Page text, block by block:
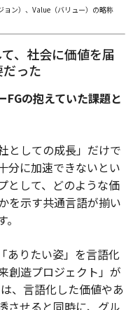
ン）、Value（バリュー）の略称
、社会に価値を届
った
の抱えていた課題と
としての成長」だけで
分に加速できないとい
として、どのような価
を示す共通言語が揃い
ありたい姿」を言語化
創造プロジェクト」が
、言語化した価値やあ
させると同時に、グル